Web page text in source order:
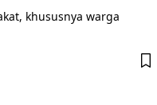
khususnya warga